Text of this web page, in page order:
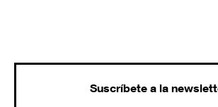
Suscríbete a la